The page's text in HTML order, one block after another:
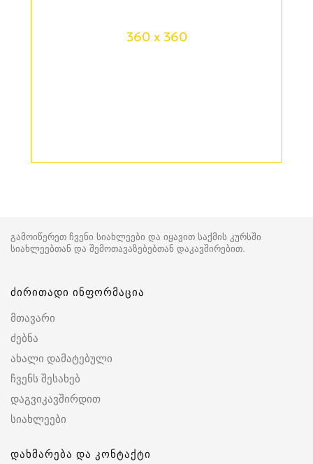
360 x 360
გამოიწერეთ ჩვენი სიახლეები და იყავით საქმის კურსში
სიახლეებთან და შემოთავაზებებთან დაკავშირებით.
ძირითადი ინფორმაცია
მთავარი
ძებნა
ახალი დამატებული
ჩვენს შესახებ
დაგვიკავშირდით
სიახლეები
დახმარება და კონტაქტი